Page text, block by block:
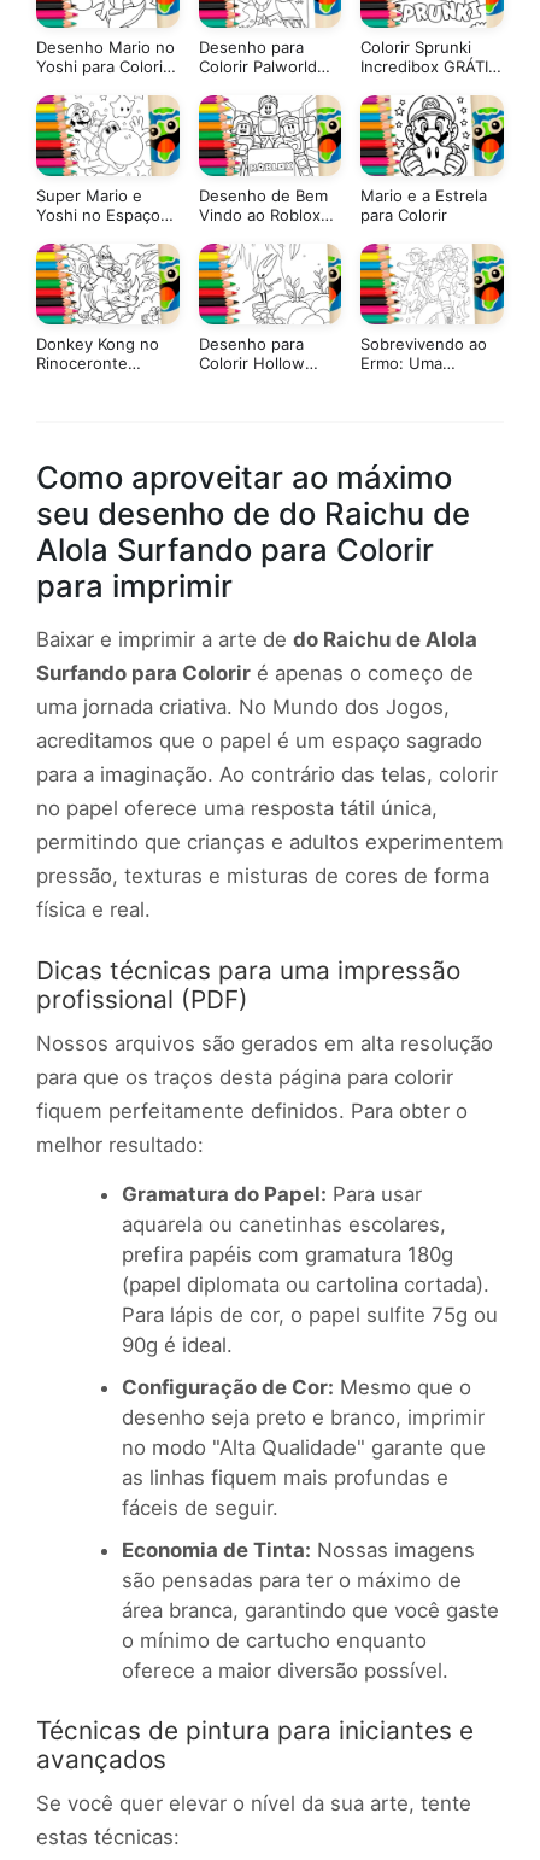
Desenho Mario no
Yoshi para Colorir
Online
Desenho para
Colorir Palworld
Site ou Imprimir
Grátis!
Colorir Sprunki
Incredibox GRÁTIS
Super Mario e
Yoshi no Espaço
Desenho de Bem
Vindo ao Roblox
Online ou Imprima
em Alta Qualidade
Mario e a Estrela
para Colorir
Donkey Kong no
Rinoceronte
Desenho para
Colorir Hollow
Sobrevivendo ao
Ermo: Uma
Como aproveitar ao máximo
seu desenho de do Raichu de
Alola Surfando para Colorir
para imprimir
Baixar e imprimir a arte de do Raichu de Alola
Surfando para Colorir é apenas o começo de
uma jornada criativa. No Mundo dos Jogos,
acreditamos que o papel é um espaço sagrado
para a imaginação. Ao contrário das telas, colorir
no papel oferece uma resposta tátil única,
permitindo que crianças e adultos experimentem
pressão, texturas e misturas de cores de forma
física e real.
Dicas técnicas para uma impressão
profissional (PDF)
Nossos arquivos são gerados em alta resolução
para que os traços desta página para colorir
fiquem perfeitamente definidos. Para obter o
melhor resultado:
Gramatura do Papel: Para usar
aquarela ou canetinhas escolares,
prefira papéis com gramatura 180g
(papel diplomata ou cartolina cortada).
Para lápis de cor, o papel sulfite 75g ou
90g é ideal.
Configuração de Cor: Mesmo que o
desenho seja preto e branco, imprimir
no modo "Alta Qualidade" garante que
as linhas fiquem mais profundas e
fáceis de seguir.
Economia de Tinta: Nossas imagens
são pensadas para ter o máximo de
área branca, garantindo que você gaste
o mínimo de cartucho enquanto
oferece a maior diversão possível.
Técnicas de pintura para iniciantes e
avançados
Se você quer elevar o nível da sua arte, tente
estas técnicas: